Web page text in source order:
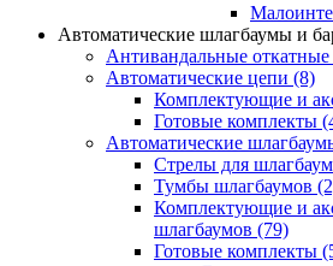
Автоматические шлагбаумы и
Антивандальные
Автоматические цепи (8)
Комплектующие и
Готовые комплекты
Автоматические
Стрелы для
Тумбы шлагбаумов
Комплектующие и
шлагбаумов (79)
Готовые комплекты